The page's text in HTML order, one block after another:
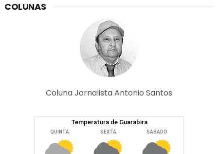
COLUNAS
Coluna Jornalista Antonio Santos